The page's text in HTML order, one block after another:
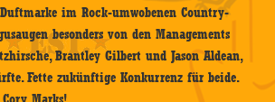
im Rock-umwobenen Country-
besonders von den Managements
Brantley Gilbert und Jason Aldean,
Fette zukünftige Konkurrenz für beide.